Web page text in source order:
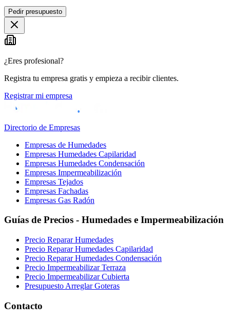
+
−
Pedir presupuesto
¿Eres profesional?
Registra tu empresa gratis y empieza a recibir clientes.
Registrar mi empresa
Directorio de Empresas
Empresas de Humedades
Empresas Humedades Capilaridad
Empresas Humedades Condensación
Empresas Impermeabilización
Empresas Tejados
Empresas Fachadas
Empresas Gas Radón
Guías de Precios - Humedades e Impermeabilización
Precio Reparar Humedades
Precio Reparar Humedades Capilaridad
Precio Reparar Humedades Condensación
Precio Impermeabilizar Terraza
Precio Impermeabilizar Cubierta
Presupuesto Arreglar Goteras
Contacto